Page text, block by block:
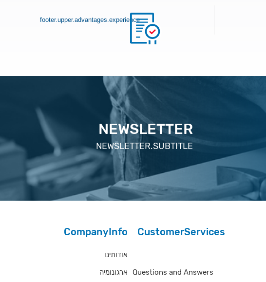
footer.upper.advantages.experience
NEWSLETTER
NEWSLETTER.SUBTITLE
CompanyInfo
אודותינו
ארגונומיה
CustomerServices
Questions and Answers